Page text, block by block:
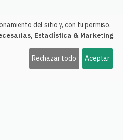
del sitio y, con tu permiso,
Estadística & Marketing.
Rechazar todo Aceptar